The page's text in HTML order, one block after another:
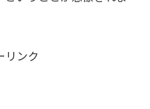
リンク